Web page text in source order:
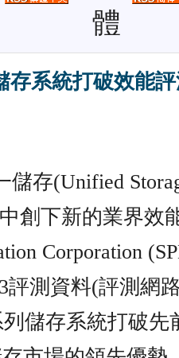
體
系統打破效能
存(Unified
創下新的業界效
Corporation
評測資料(評測網
儲存系統打破先